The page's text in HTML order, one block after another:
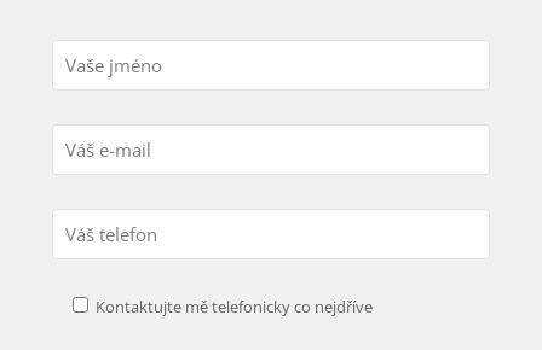
Kontaktujte mě telefonicky co nejdříve